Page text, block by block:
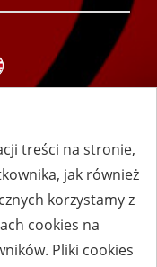
treści na stronie,
jak również
korzystamy z
cookies na
Pliki cookies